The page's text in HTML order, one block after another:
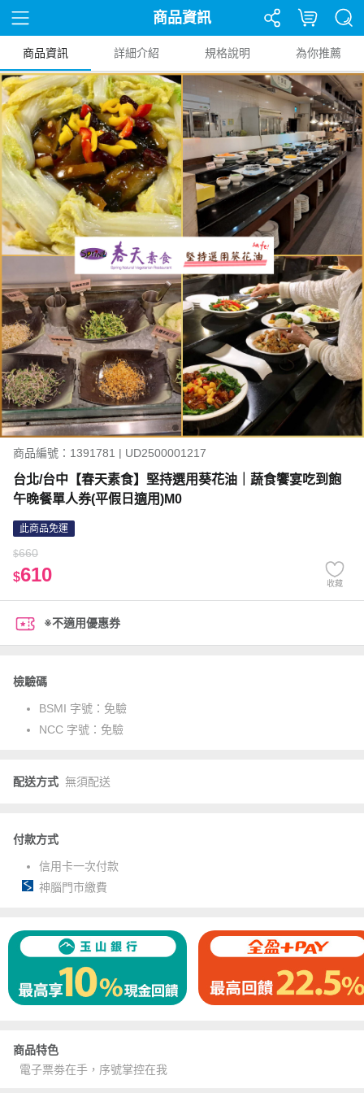
商品資訊
商品資訊 詳細介紹 規格說明 為你推薦
商品編號：1391781 | UD2500001217
台北/台中【春天素食】堅持選用葵花油｜蔬食饗宴吃到飽
午晚餐單人券(平假日適用)M0
此商品免運
$660
$610 收藏
※不適用優惠券
檢驗碼
BSMI 字號： 免驗
NCC 字號： 免驗
配送方式 無須配送
付款方式
信用卡一次付款
神腦門市繳費
商品特色
電子票劵在手，序號掌控在我